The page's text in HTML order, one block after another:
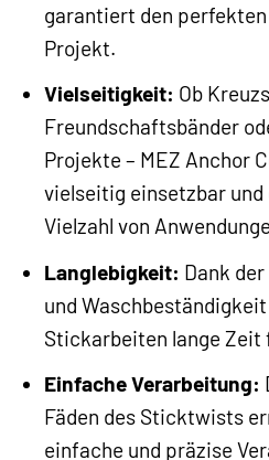
garantiert den
Projekt.
Vielseitigkeit: Ob
Freundschaftsbänder
Projekte – MEZ Anchor
vielseitig einsetzbar
Vielzahl von
Langlebigkeit: Dank
und
Stickarbeiten lange Zeit
Einfache Verarbeitung:
Fäden des Sticktwists
einfache und präzise